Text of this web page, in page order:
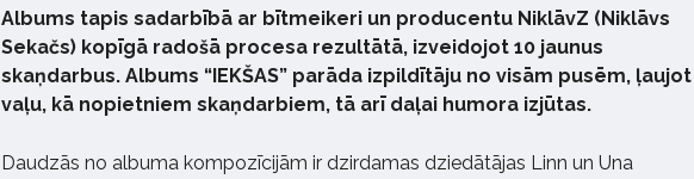
Albums tapis sadarbībā ar bītmeikeri un producentu NiklāvZ (Niklāvs
Sekačs) kopīgā radošā procesa rezultātā, izveidojot 10 jaunus
skaņdarbus. Albums “IEKŠAS” parāda izpildītāju no visām pusēm, ļaujot
vaļu, kā nopietniem skaņdarbiem, tā arī daļai humora izjūtas.
Daudzās no albuma kompozīcijām ir dzirdamas dziedātājas Linn un Una